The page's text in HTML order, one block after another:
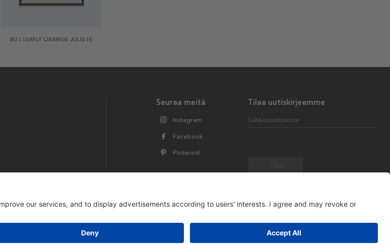
BUTTERFLY ORANGE JULISTE
Tilaa uutiskirjeemme
Sähköpostiosoite
Seuraa meitä
Instagram
Facebook
Pinterest